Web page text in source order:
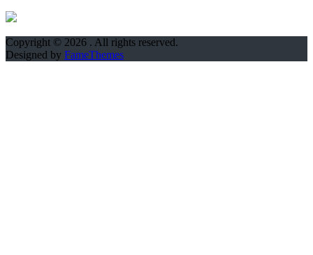
Copyright © 2026 . All rights reserved.
Designed by FameThemes